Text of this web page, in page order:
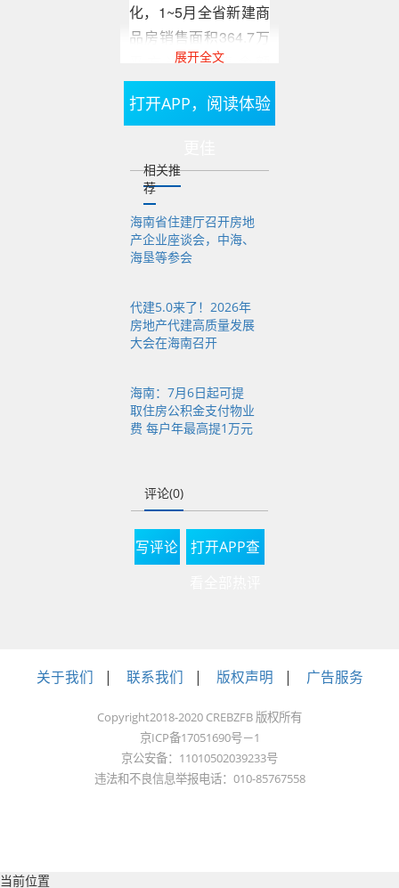
化，1~5月全省新建商
品房销售面积364.7万
平方米、销售金额
650.3亿元，虽同比分
别下降19%和16%，
收窄。与此同时，全
省新房成交均价同比
上涨4%至1.78万元/平
方米，出现量跌价涨
走势，高价房源成交
从5月单月表现来看，
市场特征愈发清晰：
项目托底、重点城市
韧性增强。其中，三
豪宅项目成交坚挺，
高净值客群支撑市场
基本盘，房价同比、
支柱。
两大核心城市之外，
海南东部多个市县亦
迎来强势反弹，其中
展开全文
打开APP，阅读体验
相关推
荐
海南省住建厅召开房地
产企业座谈会，中海、
海垦等参会
代建5.0来了！2026年
房地产代建高质量发展
大会在海南召开
海南：7月6日起可提
取住房公积金支付物业
费 每户年最高提1万元
评论(0)
写评论
打开APP查
关于我们 | 联系我们 | 版权声明 | 广告服务
Copyright2018-2020 CREBZFB 版权所有
京ICP备17051690号－1
京公安备：11010502039233号
违法和不良信息举报电话：010-85767558
当前位置